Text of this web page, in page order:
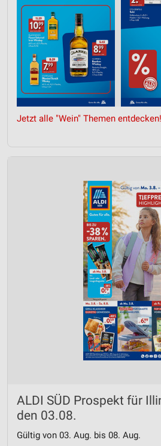
Jetzt alle "Wein" Themen entdecken!
ALDI SÜD Prospekt für
den 03.08.
Gültig von 03. Aug. bis 08. Aug.